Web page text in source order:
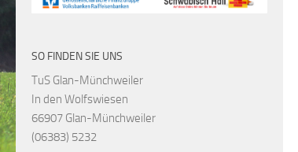
SO FINDEN SIE UNS
TuS Glan-Münchweiler
In den Wolfswiesen
66907 Glan-Münchweiler
(06383) 5232